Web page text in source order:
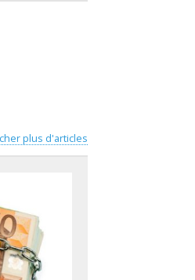
plus d'articles